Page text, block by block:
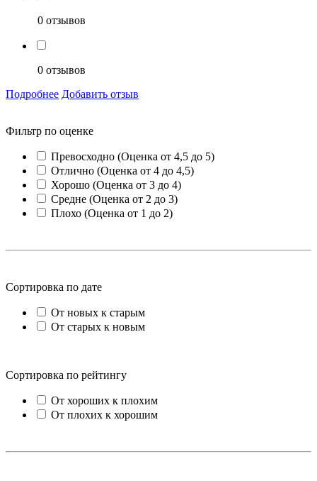
0 отзывов
0 отзывов
Подробнее Добавить отзыв
Фильтр по оценке
Превосходно (Оценка от 4,5 до 5)
Отлично (Оценка от 4 до 4,5)
Хорошо (Оценка от 3 до 4)
Средне (Оценка от 2 до 3)
Плохо (Оценка от 1 до 2)
Сортировка по дате
От новых к старым
От старых к новым
Сортировка по рейтингу
От хороших к плохим
От плохих к хорошим